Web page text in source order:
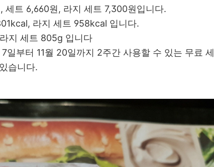
세트 6,660원, 라지 세트 7,300원입니다.
라지 세트 958kcal 입니다.
지 세트 805g 입니다
일부터 11월 20일까지 2주간 사용할 수 있는 무료 세
습니다.